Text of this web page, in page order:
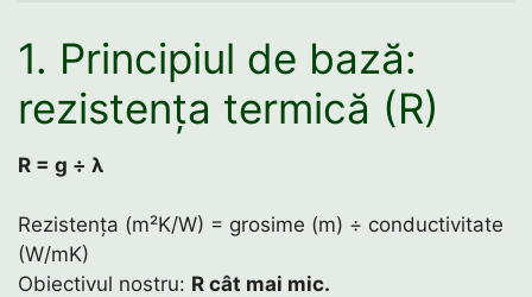
1. Principiul de bază:
rezistența termică (R)
R = g ÷ λ
Rezistența (m²K/W) = grosime (m) ÷ conductivitate
(W/mK)
Obiectivul nostru: R cât mai mic.